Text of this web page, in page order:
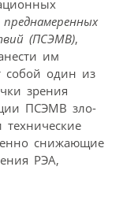
преднамеренных
(ПСЭМВ),
им
собой один из
зрения
ПСЭМВ зло­
снижающие
РЭА,